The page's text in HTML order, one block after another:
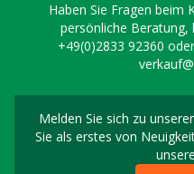
Haben Sie Fragen beim
persönliche Beratung,
+49(0)2833 92360
Melden Sie sich zu
Sie als erstes von